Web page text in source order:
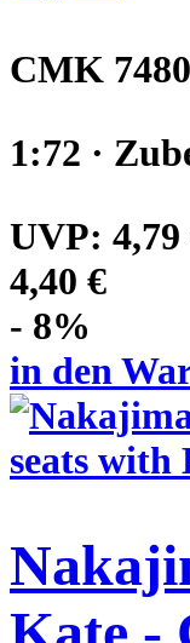
CMK
1:72 ·
UVP: 4,79
4,40 €
- 8%
in den